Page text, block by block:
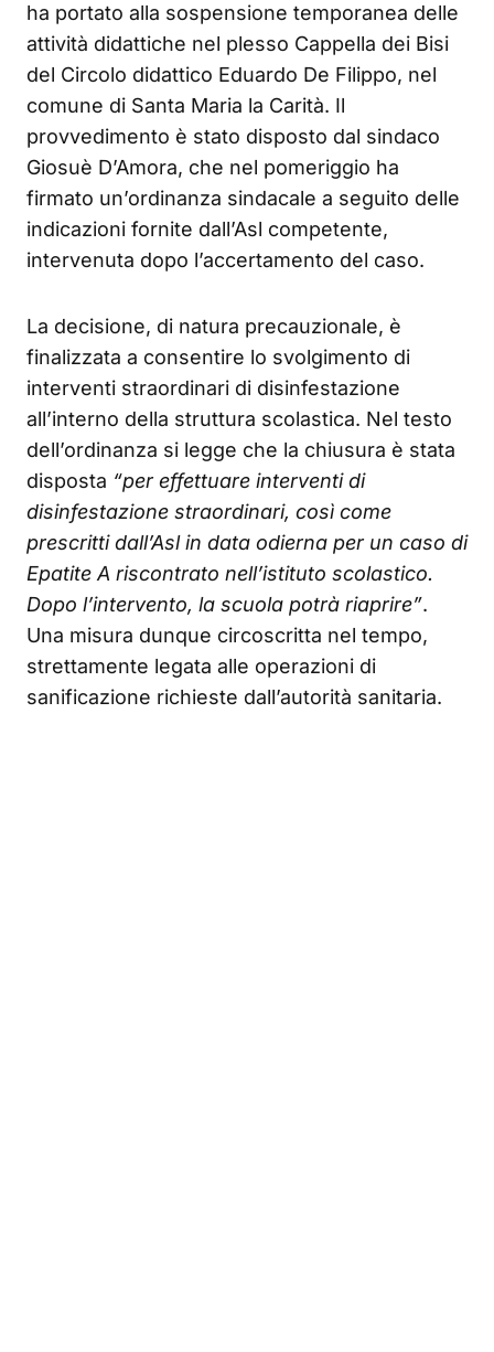
ha portato alla sospensione temporanea delle
attività didattiche nel plesso Cappella dei Bisi
del Circolo didattico Eduardo De Filippo, nel
comune di Santa Maria la Carità. Il
provvedimento è stato disposto dal sindaco
Giosuè D’Amora, che nel pomeriggio ha
firmato un’ordinanza sindacale a seguito delle
indicazioni fornite dall’Asl competente,
intervenuta dopo l’accertamento del caso.
La decisione, di natura precauzionale, è
finalizzata a consentire lo svolgimento di
interventi straordinari di disinfestazione
all’interno della struttura scolastica. Nel testo
dell’ordinanza si legge che la chiusura è stata
disposta “per effettuare interventi di
disinfestazione straordinari, così come
prescritti dall’Asl in data odierna per un caso di
Epatite A riscontrato nell’istituto scolastico.
Dopo l’intervento, la scuola potrà riaprire”.
Una misura dunque circoscritta nel tempo,
strettamente legata alle operazioni di
sanificazione richieste dall’autorità sanitaria.